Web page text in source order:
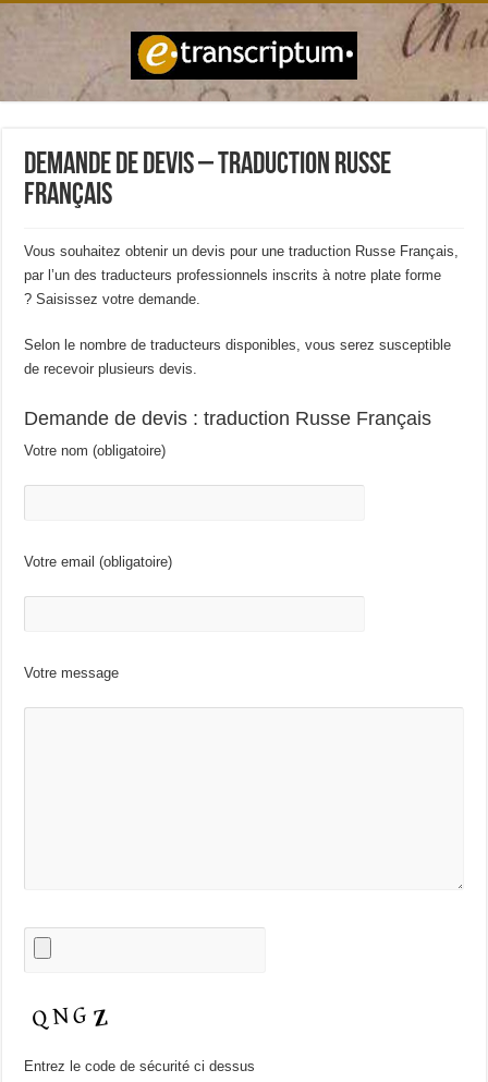
Demande de devis – Traduction Russe
Français
Vous souhaitez obtenir un devis pour une traduction Russe Français,
par l’un des traducteurs professionnels inscrits à notre plate forme
? Saisissez votre demande.
Selon le nombre de traducteurs disponibles, vous serez susceptible
de recevoir plusieurs devis.
Demande de devis : traduction Russe Français
Votre nom (obligatoire)
Votre email (obligatoire)
Votre message
Entrez le code de sécurité ci dessus